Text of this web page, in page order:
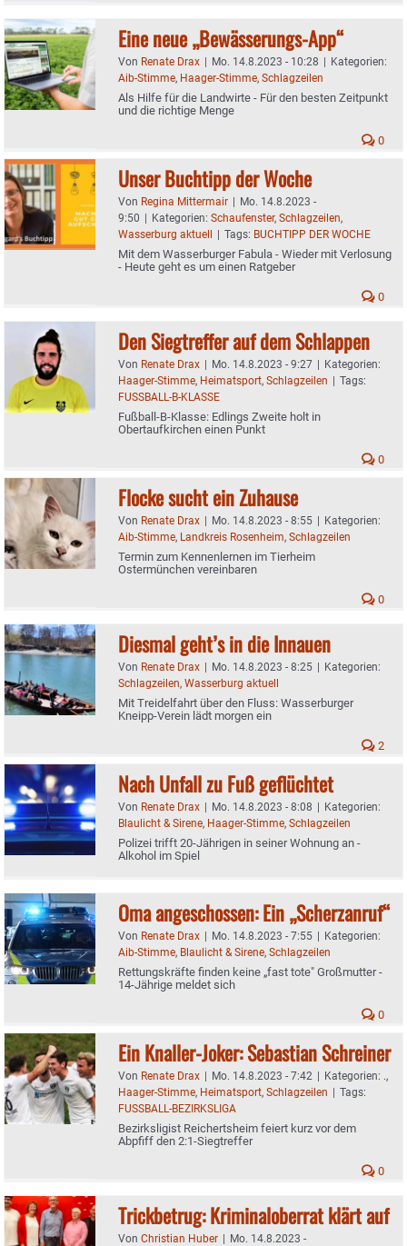
Eine neue „Bewässerungs-App“
Von Renate Drax | Mo. 14.8.2023 - 10:28 | Kategorien:
Aib-Stimme, Haager-Stimme, Schlagzeilen
Als Hilfe für die Landwirte - Für den besten Zeitpunkt
und die richtige Menge
0
Unser Buchtipp der Woche
Von Regina Mittermair | Mo. 14.8.2023 -
9:50 | Kategorien: Schaufenster, Schlagzeilen,
Wasserburg aktuell | Tags: BUCHTIPP DER WOCHE
Mit dem Wasserburger Fabula - Wieder mit Verlosung
- Heute geht es um einen Ratgeber
0
Den Siegtreffer auf dem Schlappen
Von Renate Drax | Mo. 14.8.2023 - 9:27 | Kategorien:
Haager-Stimme, Heimatsport, Schlagzeilen | Tags:
FUSSBALL-B-KLASSE
Fußball-B-Klasse: Edlings Zweite holt in
Obertaufkirchen einen Punkt
0
Flocke sucht ein Zuhause
Von Renate Drax | Mo. 14.8.2023 - 8:55 | Kategorien:
Aib-Stimme, Landkreis Rosenheim, Schlagzeilen
Termin zum Kennenlernen im Tierheim
Ostermünchen vereinbaren
0
Diesmal geht’s in die Innauen
Von Renate Drax | Mo. 14.8.2023 - 8:25 | Kategorien:
Schlagzeilen, Wasserburg aktuell
Mit Treidelfahrt über den Fluss: Wasserburger
Kneipp-Verein lädt morgen ein
2
Nach Unfall zu Fuß geflüchtet
Von Renate Drax | Mo. 14.8.2023 - 8:08 | Kategorien:
Blaulicht & Sirene, Haager-Stimme, Schlagzeilen
Polizei trifft 20-Jährigen in seiner Wohnung an -
Alkohol im Spiel
Oma angeschossen: Ein „Scherzanruf“
Von Renate Drax | Mo. 14.8.2023 - 7:55 | Kategorien:
Aib-Stimme, Blaulicht & Sirene, Schlagzeilen
Rettungskräfte finden keine „fast tote" Großmutter -
14-Jährige meldet sich
0
Ein Knaller-Joker: Sebastian Schreiner
Von Renate Drax | Mo. 14.8.2023 - 7:42 | Kategorien: .,
Haager-Stimme, Heimatsport, Schlagzeilen | Tags:
FUSSBALL-BEZIRKSLIGA
Bezirksligist Reichertsheim feiert kurz vor dem
Abpfiff den 2:1-Siegtreffer
0
Trickbetrug: Kriminaloberrat klärt auf
Von Christian Huber | Mo. 14.8.2023 -